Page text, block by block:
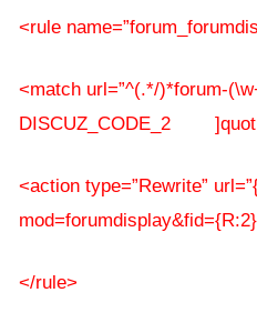
<rule
<match url=”^(.*/)*forum-
DISCUZ_CODE_2
<action type=”Rewrite”
</rule>